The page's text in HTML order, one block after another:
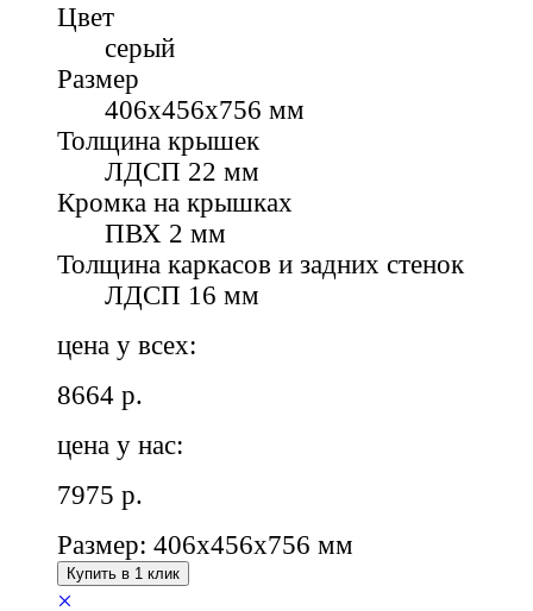
Цвет
серый
Размер
406х456х756 мм
Толщина крышек
ЛДСП 22 мм
Кромка на крышках
ПВХ 2 мм
Толщина каркасов и задних стенок
ЛДСП 16 мм
цена у всех:
8664 р.
цена у нас:
7975 р.
Размер: 406х456х756 мм
Купить в 1 клик
×